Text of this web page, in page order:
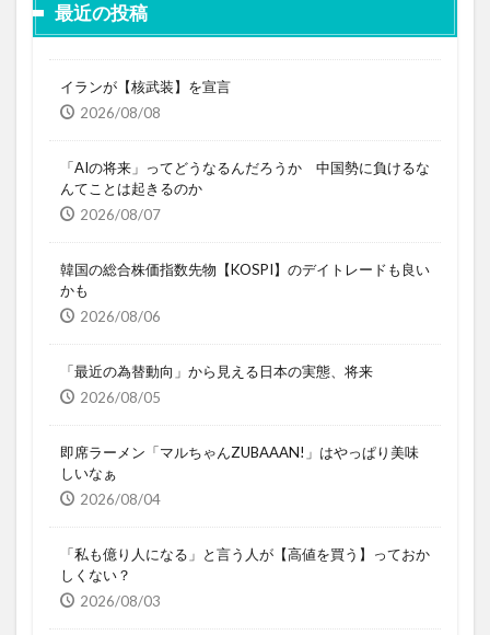
最近の投稿
イランが【核武装】を宣言
2026/08/08
「AIの将来」ってどうなるんだろうか 中国勢に負けるな
んてことは起きるのか
2026/08/07
韓国の総合株価指数先物【KOSPI】のデイトレードも良い
かも
2026/08/06
「最近の為替動向」から見える日本の実態、将来
2026/08/05
即席ラーメン「マルちゃんZUBAAAN!」はやっぱり美味
しいなぁ
2026/08/04
「私も億り人になる」と言う人が【高値を買う】っておか
しくない？
2026/08/03